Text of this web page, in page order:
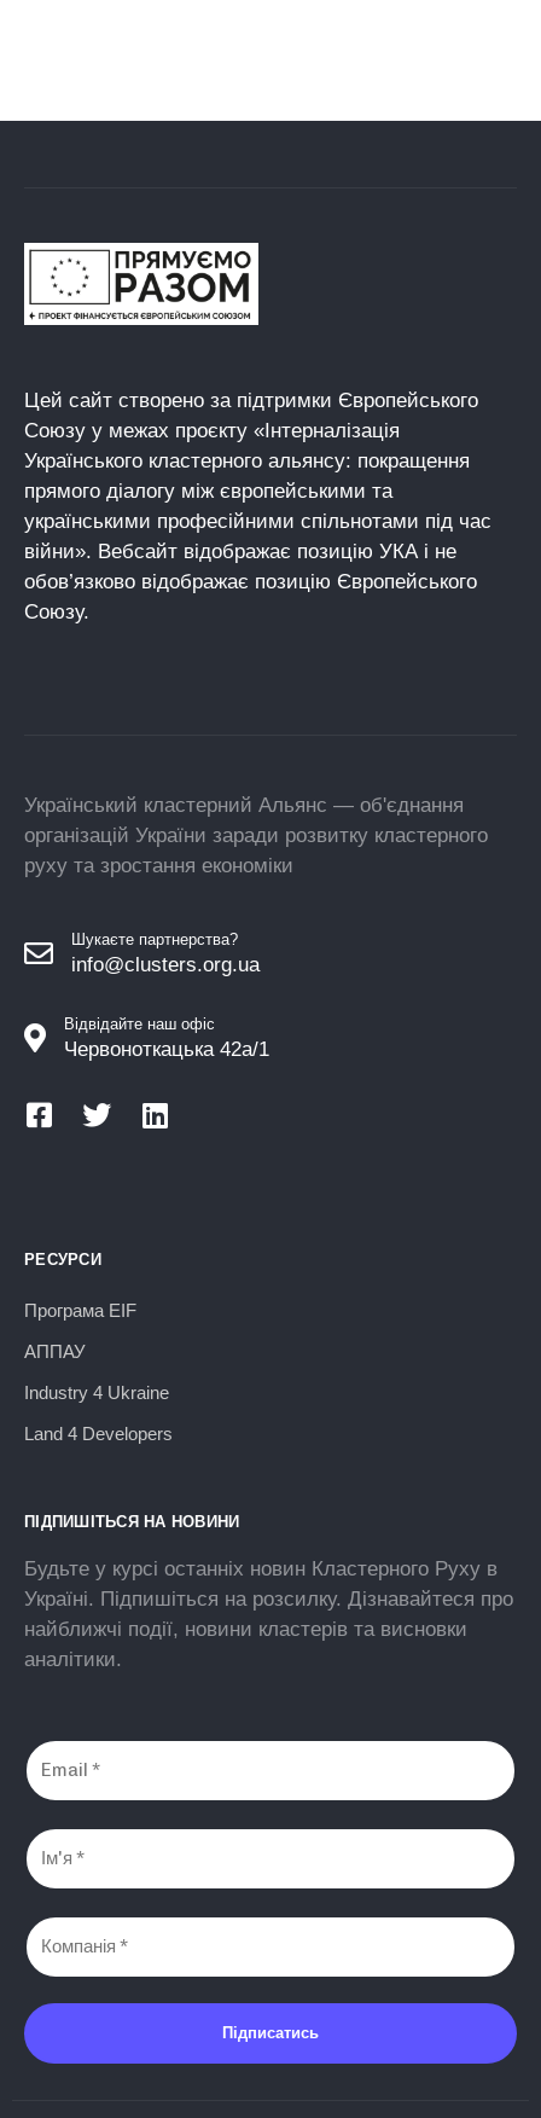
Цей сайт створено за підтримки Європейського
Союзу у межах проєкту «Інтерналізація
Українського кластерного альянсу: покращення
прямого діалогу між європейськими та
українськими професійними спільнотами під час
війни». Вебсайт відображає позицію УКА і не
обов’язково відображає позицію Європейського
Союзу.
Український кластерний Альянс — об'єднання
організацій України заради розвитку кластерного
руху та зростання економіки
Шукаєте партнерства?
info@clusters.org.ua
Відвідайте наш офіс
Червоноткацька 42а/1
РЕСУРСИ
Програма EIF
АППАУ
Industry 4 Ukraine
Land 4 Developers
ПІДПИШІТЬСЯ НА НОВИНИ
Будьте у курсі останніх новин Кластерного Руху в
Україні. Підпишіться на розсилку. Дізнавайтеся про
найближчі події, новини кластерів та висновки
аналітики.
Підписатись